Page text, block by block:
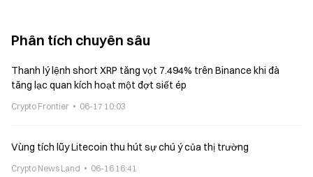
Phân tích chuyên sâu
Thanh lý lệnh short XRP tăng vọt 7.494% trên Binance khi đà
tăng lạc quan kích hoạt một đợt siết ép
Crypto Frontier 06-17 10:03
Vùng tích lũy Litecoin thu hút sự chú ý của thị trường
Crypto News Land 06-16 16:41